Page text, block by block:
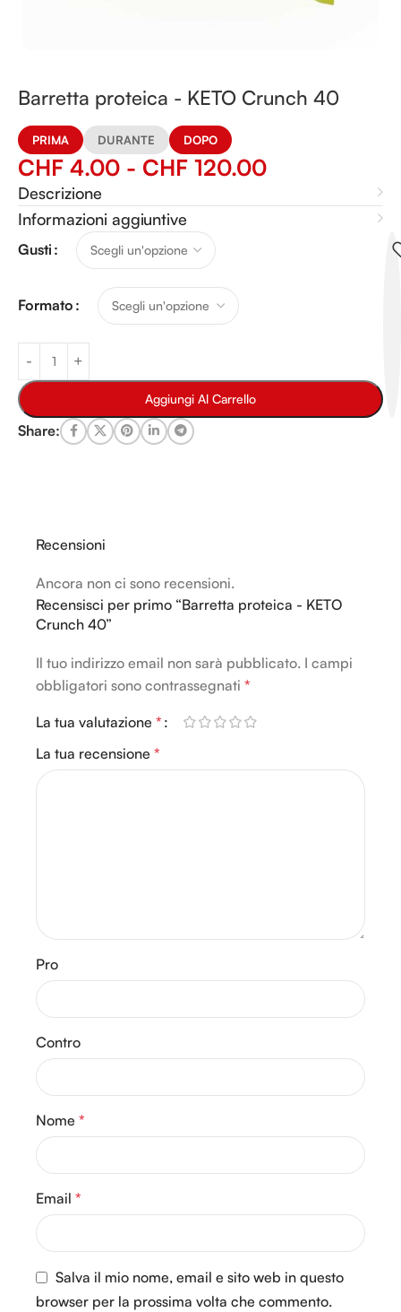
Barretta proteica - KETO Crunch 40
PRIMA DURANTE DOPO
CHF 4.00 - CHF 120.00
Descrizione
Informazioni aggiuntive
Gusti
Formato
Aggiungi Al Carrello
Alternative:
Share:
Recensioni
Ancora non ci sono recensioni.
Recensisci per primo “Barretta proteica - KETO
Crunch 40”
Il tuo indirizzo email non sarà pubblicato. I campi
obbligatori sono contrassegnati *
La tua valutazione *
La tua recensione *
Pro
Contro
Nome *
Email *
Salva il mio nome, email e sito web in questo
browser per la prossima volta che commento.
Alternative: